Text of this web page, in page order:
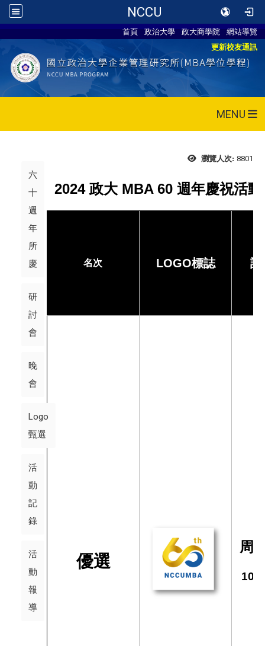
NCCU
首頁 政治大學 政大商學院
網站導覽
更新校友通訊
MENU
瀏覽人次: 8801
六
十
週
年
所
慶
研
討
會
晚
會
Logo
甄選
活
動
記
錄
活
動
報
導
2024 政大MBA 60 週年慶祝活動
名次 LOGO標誌 設
優選
周
105